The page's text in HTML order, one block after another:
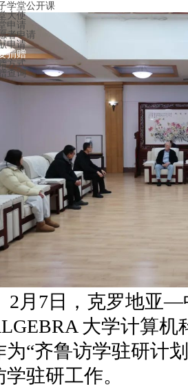
学堂公开课
大使
申请
者申请
申请
捐赠
方式
查询
2月7日，克罗地亚—
大学计算机
为“齐鲁访学驻研计
学驻研工作。